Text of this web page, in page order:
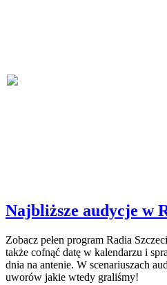
Najbliższe audycje w
Zobacz pełen program Radia
także cofnąć datę w kalendarzu i
dnia na antenie. W scenariuszach
uworów jakie wtedy graliśmy!